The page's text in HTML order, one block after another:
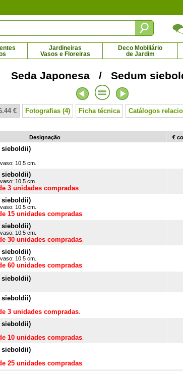
Jardineiras
Vasos e Floreiras
Deco Mobiliário
de Jardim
Macieira de polpa vermelha
Seda Japonesa / Sedum
€ Fotografias (4) Ficha técnica Catálogos
Designação €
sieboldii)
10.5 cm.
sieboldii)
10.5 cm.
3 unidades compradas
sieboldii)
10.5 cm.
15 unidades compradas
sieboldii)
10.5 cm.
30 unidades compradas
sieboldii)
10.5 cm.
60 unidades compradas
sieboldii)
sieboldii)
3 unidades compradas
sieboldii)
10 unidades compradas
sieboldii)
25 unidades compradas